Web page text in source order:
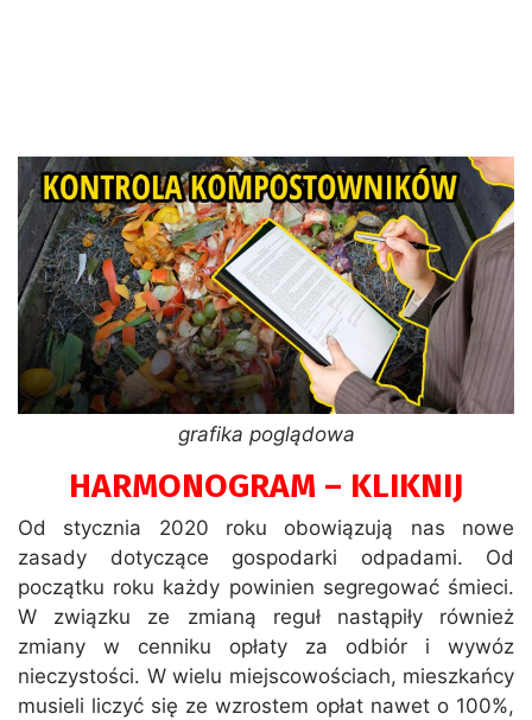
grafika poglądowa
HARMONOGRAM – KLIKNIJ
Od stycznia 2020 roku obowiązują nas nowe
zasady dotyczące gospodarki odpadami. Od
początku roku każdy powinien segregować śmieci.
W związku ze zmianą reguł nastąpiły również
zmiany w cenniku opłaty za odbiór i wywóz
nieczystości. W wielu miejscowościach, mieszkańcy
musieli liczyć się ze wzrostem opłat nawet o 100%,